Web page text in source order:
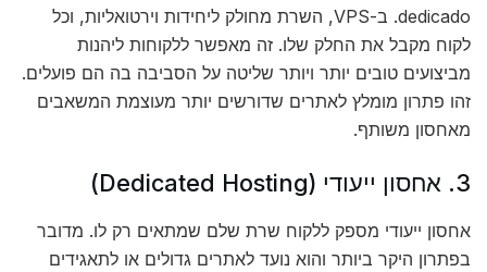
dedicado. ב-VPS, השרת מחולק ליחידות וירטואליות, וכל
לקוח מקבל את החלק שלו. זה מאפשר ללקוחות ליהנות
מביצועים טובים יותר ויותר שליטה על הסביבה בה הם פועלים.
זהו פתרון מומלץ לאתרים שדורשים יותר מעוצמת המשאבים
מאחסון משותף.
3. אחסון ייעודי (Dedicated Hosting)
אחסון ייעודי מספק ללקוח שרת שלם שמתאים רק לו. מדובר
בפתרון היקר ביותר והוא נועד לאתרים גדולים או לתאגידים